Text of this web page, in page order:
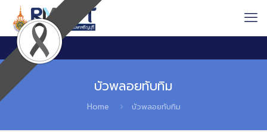
บัวพลอยทับทิม
Home บัวพลอยทับทิม